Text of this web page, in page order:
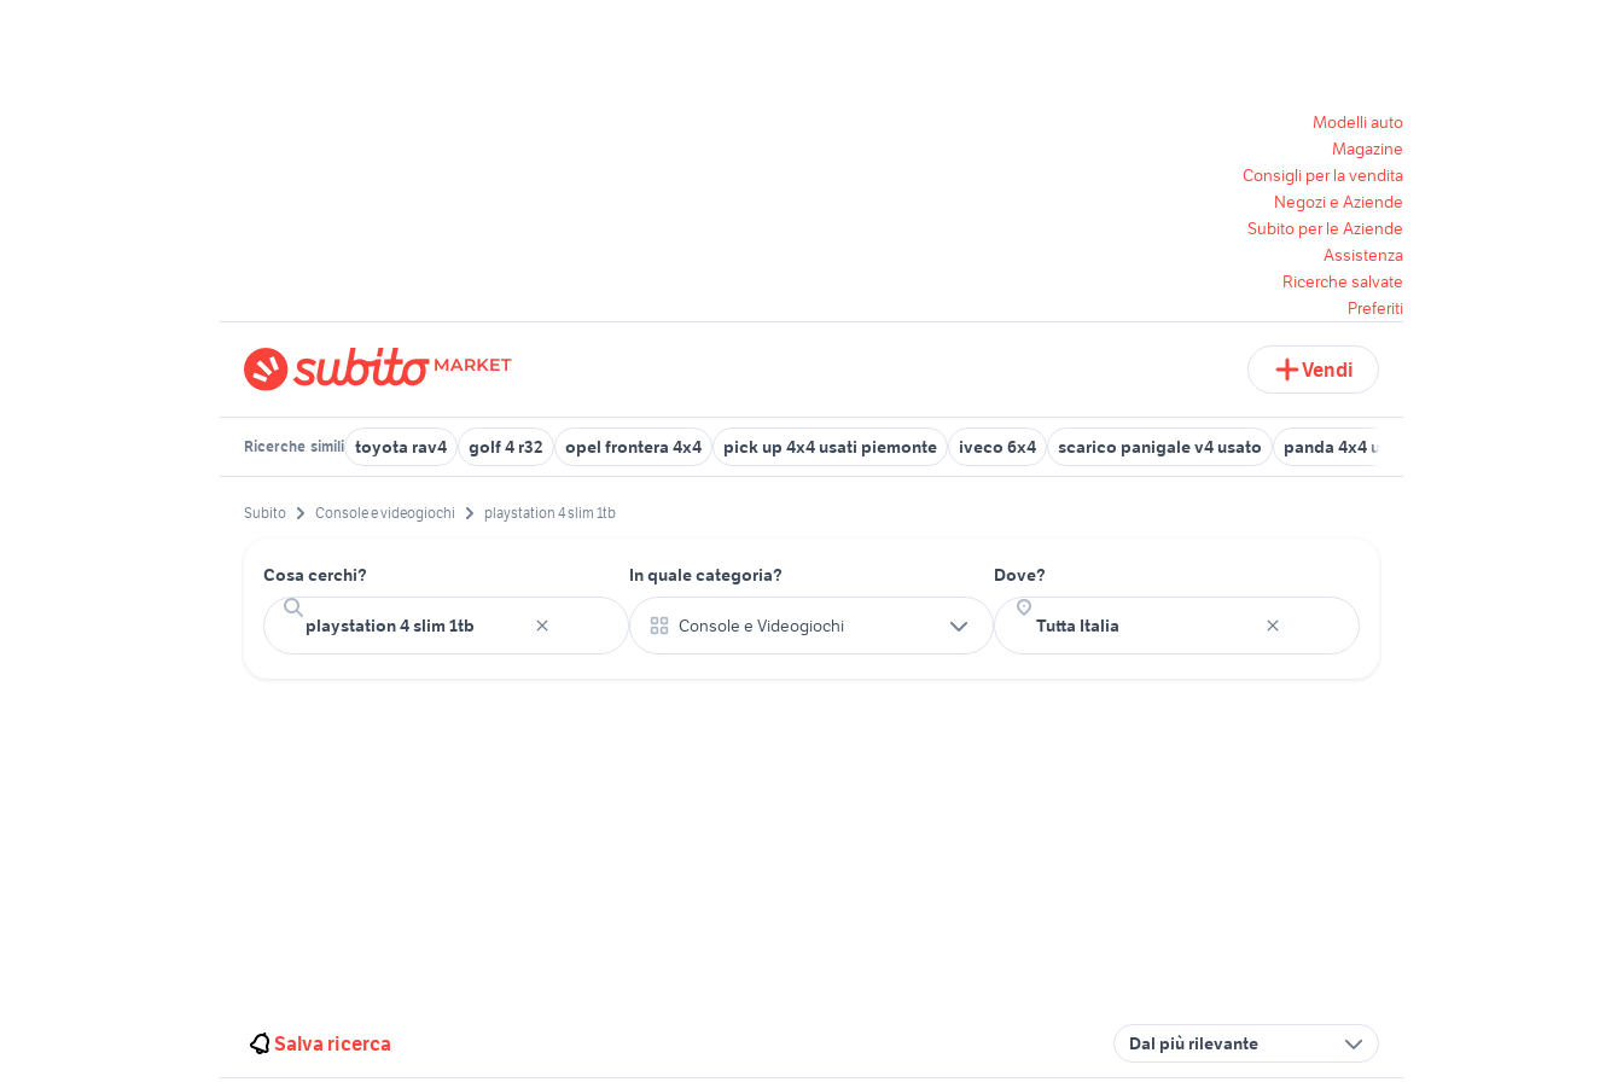
Modelli auto
Magazine
Consigli per la vendita
Negozi e Aziende
Subito per le Aziende
Assistenza
Ricerche salvate
Preferiti
Vendi
Ricerche simili toyota rav4 golf 4 r32 opel frontera 4x4 pick up 4x4 usati piemonte iveco 6x4 scarico panigale v4 usato panda 4x4 usata chieti
Subito Console e videogiochi playstation 4 slim 1tb
Cosa cerchi? In quale categoria?
Console e Videogiochi
Dove?
Salva ricerca Dal più rilevante